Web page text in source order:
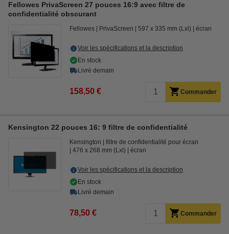
Fellowes PrivaScreen 27 pouces 16:9 avec filtre de
confidentialité obscurant
Fellowes PrivaScreen 597 x 335 mm (Lxl) écran
Voir les spécifications et la description
En stock
Livré demain
158,50 € Commander
Kensington 22 pouces 16: 9 filtre de confidentialité
Kensington
filtre de confidentialité pour écran
476 x 268 mm (Lxl)
écran
Voir les spécifications et la description
En stock
Livré demain
78,50 € Commander